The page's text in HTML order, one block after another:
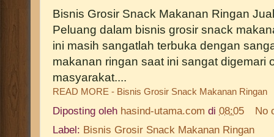
Bisnis Grosir Snack Makanan Ringan
Peluang dalam bisnis grosir snack
ini masih sangatlah terbuka dengan
makanan ringan saat ini sangat digemari
masyarakat....
READ MORE - Bisnis Grosir Snack Makanan Ringan
Diposting oleh hasind-utama.com di 08:05
No
Label: Bisnis Grosir Snack Makanan Ringan